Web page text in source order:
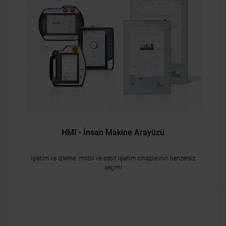
HMI - İnsan Makine Arayüzü
İşletim ve izleme: mobil ve sabit işletim cihazlarının benzersiz
seçimi